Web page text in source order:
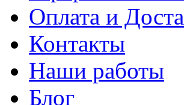
Оплата и
Контакты
Наши работы
Блог